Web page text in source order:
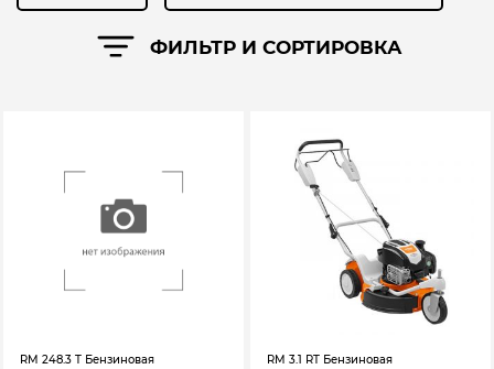
RM 248.3 T Бензиновая
RM 3.1 RT Бензиновая
ФИЛЬТР И СОРТИРОВКА